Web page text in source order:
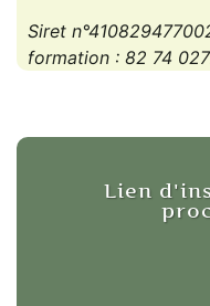
Siret
formation : 82 74
Lien